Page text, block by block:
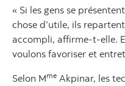
« Si les gens se
chose d’utile, ils
accompli, affirme-t-elle.
voulons favoriser et
Selon Mme Akpinar, les